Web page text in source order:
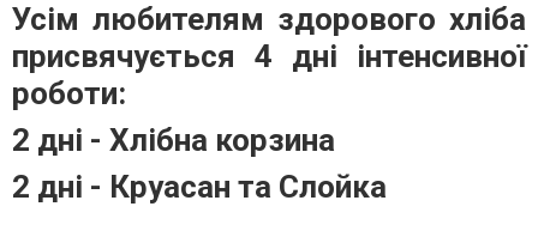
Усім любителям здорового хліба
присвячується 4 дні інтенсивної
роботи:
2 дні - Хлібна корзина
2 дні - Круасан та Слойка